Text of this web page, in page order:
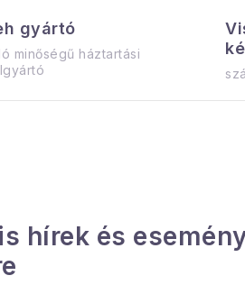
gyártó
minőségű háztartási
hírek és